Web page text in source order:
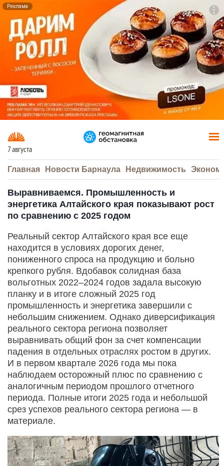
Реклама
7 августа
Главная Новости Барнаула Недвижимость
Выравниваемся. Промышленность и
энергетика Алтайского края показывают рост
по сравнению с 2025 годом
Реальный сектор Алтайского края все еще
находится в условиях дорогих денег,
пониженного спроса на продукцию и больно
крепкого рубля. Вдобавок солидная база
вольготных 2022–2024 годов задала высокую
планку и в итоге сложный 2025 год
промышленность и энергетика завершили с
небольшим снижением. Однако диверсификация
реального сектора региона позволяет
выравнивать общий фон за счет компенсации
падения в отдельных отраслях ростом в других.
И в первом квартале 2026 года мы пока
наблюдаем осторожный плюс по сравнению с
аналогичным периодом прошлого отчетного
периода. Полные итоги 2025 года и небольшой
срез успехов реального сектора региона — в
материале.